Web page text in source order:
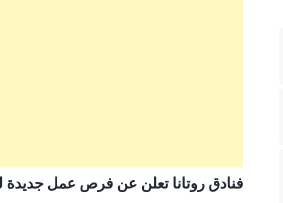
فنادق روتانا تعلن عن فرص عمل جديدة